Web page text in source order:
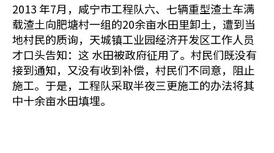
2013 年7月，咸宁市工程队六、七辆重型渣土车满
载渣土向肥塘村一组的20余亩水田里卸土，遭到当
地村民的质询，天城镇工业园经济开发区工作人员
才口头告知：这 水田被政府征用了。村民们既没有
接到通知，又没有收到补偿，村民们不同意，阻止
施工。于是，工程队采取半夜三更施工的办法将其
中十余亩水田填埋。